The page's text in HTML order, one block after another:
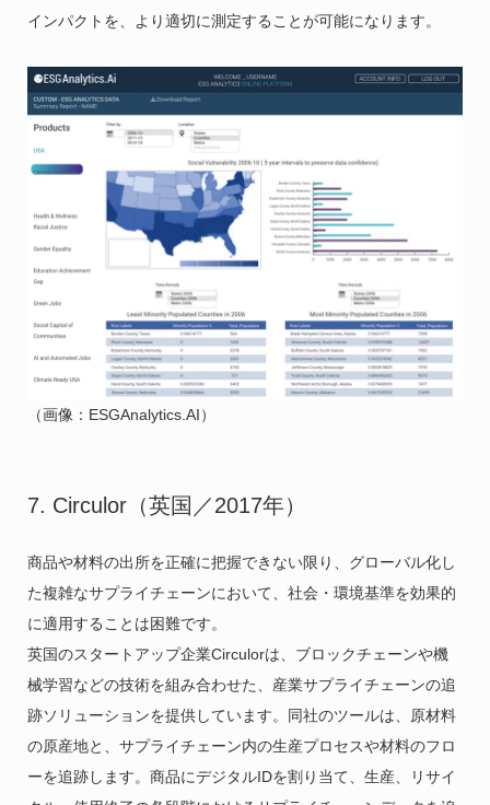
インパクトを、より適切に測定することが可能になります。
（画像：ESGAnalytics.AI）
7. Circulor（英国／2017年）
商品や材料の出所を正確に把握できない限り、グローバル化し
た複雑なサプライチェーンにおいて、社会・環境基準を効果的
に適用することは困難です。
英国のスタートアップ企業Circulorは、ブロックチェーンや機
械学習などの技術を組み合わせた、産業サプライチェーンの追
跡ソリューションを提供しています。同社のツールは、原材料
の原産地と、サプライチェーン内の生産プロセスや材料のフロ
ーを追跡します。商品にデジタルIDを割り当て、生産、リサイ